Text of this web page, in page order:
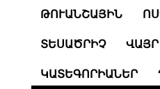
ԹՈՒԱՆՇԱՅԻՆ
ՏԵՍԱԾՐԻՉ ՎԱՅՐ
ԿԱՏԵԳՈՐԻԱՆԵՐ